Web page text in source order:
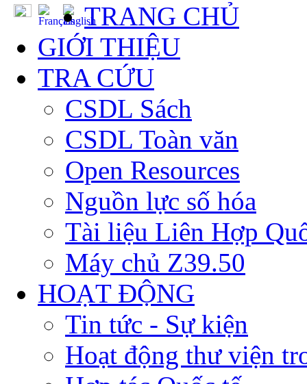
TRANG CHỦ
GIỚI THIỆU
TRA CỨU
CSDL Sách
CSDL Toàn văn
Open Resources
Nguồn lực số hóa
Tài liệu Liên Hợp
Máy chủ Z39.50
HOẠT ĐỘNG
Tin tức - Sự kiện
Hoạt động thư viện